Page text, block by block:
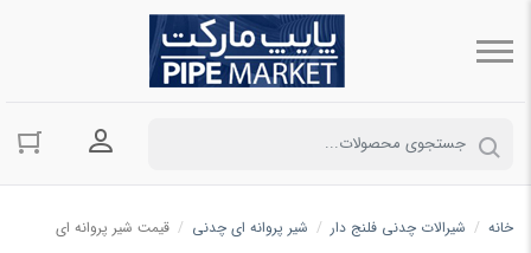
ورود به
خانه / شیرالات چدنی فلنج دار / شیر پروانه ای چدنی / قیمت شیر پروانه ای